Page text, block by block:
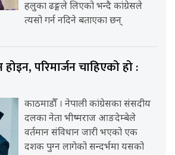
हलुका ढङ्गले लिएको भन्दै कांग्रेसले
त्यसो गर्न नदिने बताएका छन्
परिमार्जन चाहिएको हो :
काठमाडौँ । नेपाली कांग्रेसका संसदीय
दलका नेता भीष्मराज आङदेम्बेले
वर्तमान संविधान जारी भएको एक
दशक पुग्न लागेको सन्दर्भमा यसको